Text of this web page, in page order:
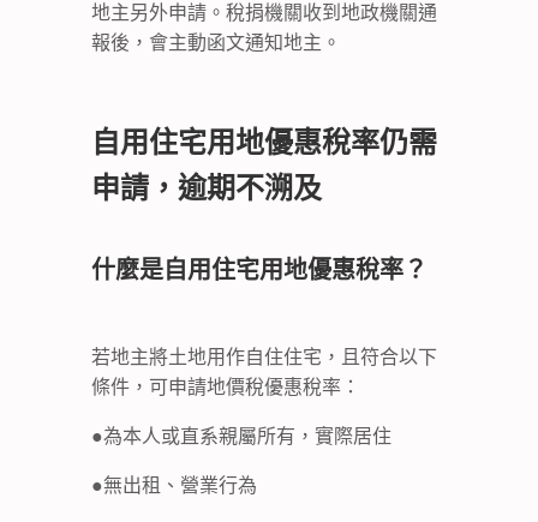
地主另外申請。稅捐機關收到地政機關通
報後，會主動函文通知地主。
自用住宅用地優惠稅率仍需
申請，逾期不溯及
什麼是自用住宅用地優惠稅率？
若地主將土地用作自住住宅，且符合以下
條件，可申請地價稅優惠稅率：
●為本人或直系親屬所有，實際居住
●無出租、營業行為